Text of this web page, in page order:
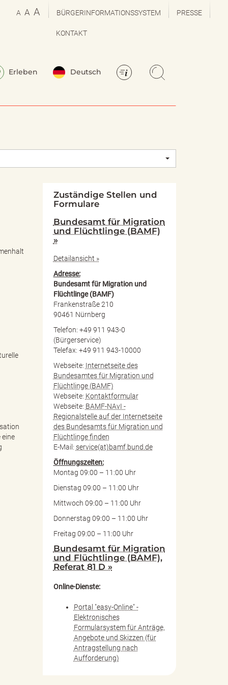
A A A BÜRGERINFORMATIONSSYSTEM PRESSE
KONTAKT
Erleben Deutsch
eine
Zuständige Stellen und
Formulare
Bundesamt für Migration
und Flüchtlinge (BAMF)
»
Detailansicht »
Adresse:
Bundesamt für Migration und
Flüchtlinge (BAMF)
Frankenstraße 210
90461 Nürnberg
Telefon: +49 911 943-0
(Bürgerservice)
Telefax: +49 911 943-10000
Webseite: Internetseite des
Bundesamtes für Migration und
Flüchtlinge (BAMF)
Webseite: Kontaktformular
Webseite: BAMF-NAvI -
Regionalstelle auf der Internetseite
des Bundesamts für Migration und
Flüchtlinge finden
E-Mail: service(at)bamf.bund.de
Öffnungszeiten:
Montag 09:00 – 11:00 Uhr
Dienstag 09:00 – 11:00 Uhr
Mittwoch 09:00 – 11:00 Uhr
Donnerstag 09:00 – 11:00 Uhr
Freitag 09:00 – 11:00 Uhr
Bundesamt für Migration
und Flüchtlinge (BAMF),
Referat 81 D »
Online-Dienste:
Portal "easy-Online" -
Elektronisches
Formularsystem für Anträge,
Angebote und Skizzen (für
Antragstellung nach
Aufforderung)